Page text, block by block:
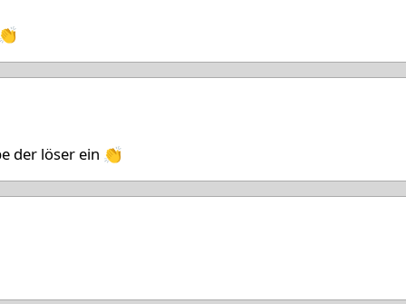
der löser ein 👏